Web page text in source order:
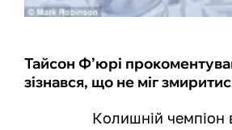
Тайсон Ф’юрі
зізнався, що не міг
Колишній чемпіон